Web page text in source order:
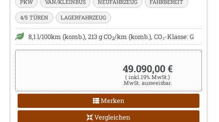
PKW VAN/KLEINBUS NEUFAHRZEUG FAHRBEREIT
4/5 TÜREN LAGERFAHRZEUG
8,1 l/100km (komb.), 213 g CO2/km (komb.), CO₂-Klasse: G
49.090,00 €
( inkl.19% MwSt.)
MwSt. ausweisbar.
Merken
Vergleichen